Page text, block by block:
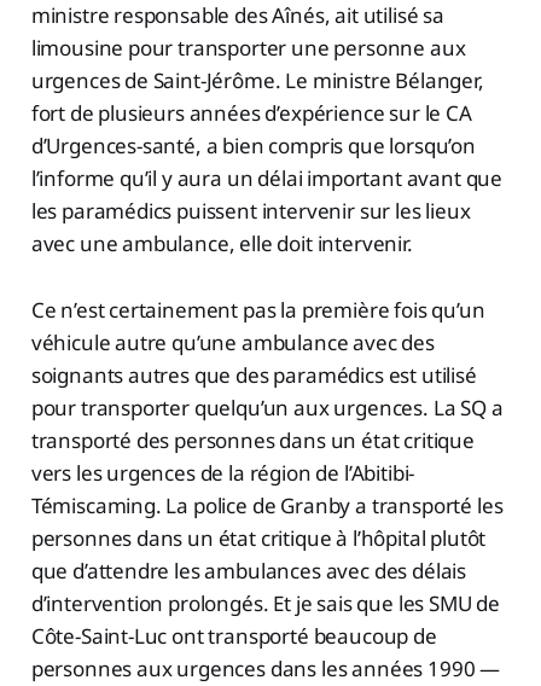
ministre responsable des Aînés, ait utilisé sa
limousine pour transporter une personne aux
urgences de Saint-Jérôme. Le ministre Bélanger,
fort de plusieurs années d’expérience sur le CA
d’Urgences-santé, a bien compris que lorsqu’on
l’informe qu’il y aura un délai important avant que
les paramédics puissent intervenir sur les lieux
avec une ambulance, elle doit intervenir.
Ce n’est certainement pas la première fois qu’un
véhicule autre qu’une ambulance avec des
soignants autres que des paramédics est utilisé
pour transporter quelqu’un aux urgences. La SQ a
transporté des personnes dans un état critique
vers les urgences de la région de l’Abitibi-
Témiscaming. La police de Granby a transporté les
personnes dans un état critique à l’hôpital plutôt
que d’attendre les ambulances avec des délais
d’intervention prolongés. Et je sais que les SMU de
Côte-Saint-Luc ont transporté beaucoup de
personnes aux urgences dans les années 1990 —